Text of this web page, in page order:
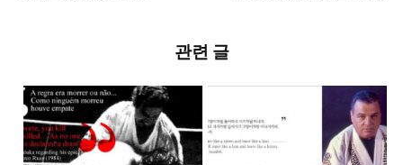
관련 글